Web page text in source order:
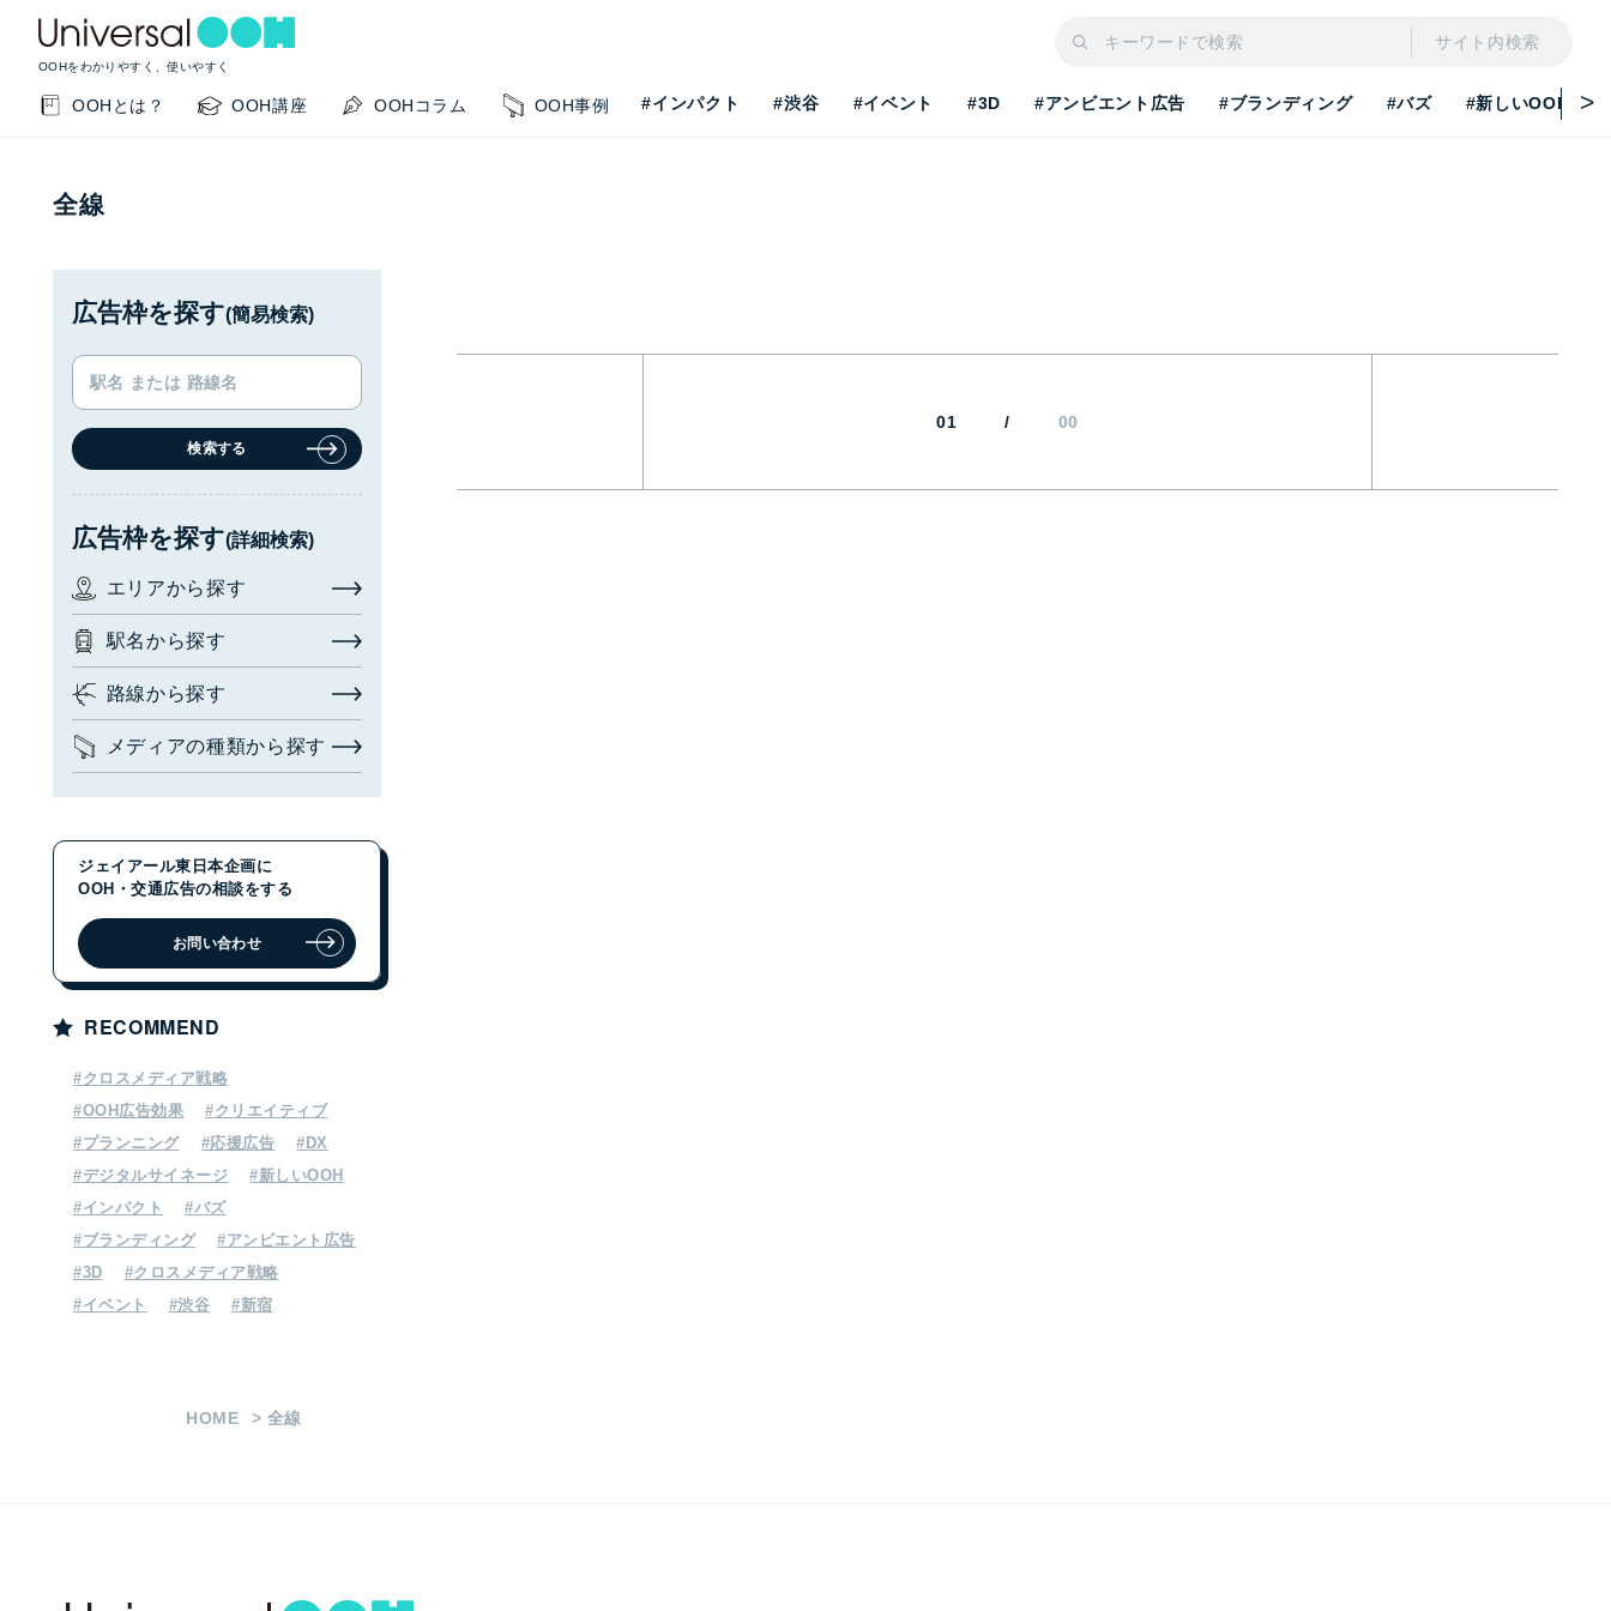
OOHをわかりやすく、使いやすく
サイト内検索
OOHとは？ OOH講座 OOHコラム OOH事例 #インパクト #渋谷 #イベント #3D #アンビエント広告 #ブランディング #バズ #新しいOOH
サイト内検索
閉じる
広告枠を探す (簡易検索)
検索する
エリアから探す
駅名から探す
路線から探す
メディアの種類から探す
OOH・交通広告の相談をする
お問い合わせ
このサイトの使い方
お問い合わせ・相談
全線
01 / 00
広告枠を探す(簡易検索)
検索する
広告枠を探す(詳細検索)
エリアから探す
駅名から探す
路線から探す
メディアの種類から探す
ジェイアール東日本企画に
OOH・交通広告の相談をする
お問い合わせ
RECOMMEND
#クロスメディア戦略
#OOH広告効果
#クリエイティブ
#プランニング
#応援広告
#DX
#デジタルサイネージ
#新しいOOH
#インパクト
#バズ
#ブランディング
#アンビエント広告
#3D
#クロスメディア戦略
#イベント
#渋谷 #新宿
HOME 全線